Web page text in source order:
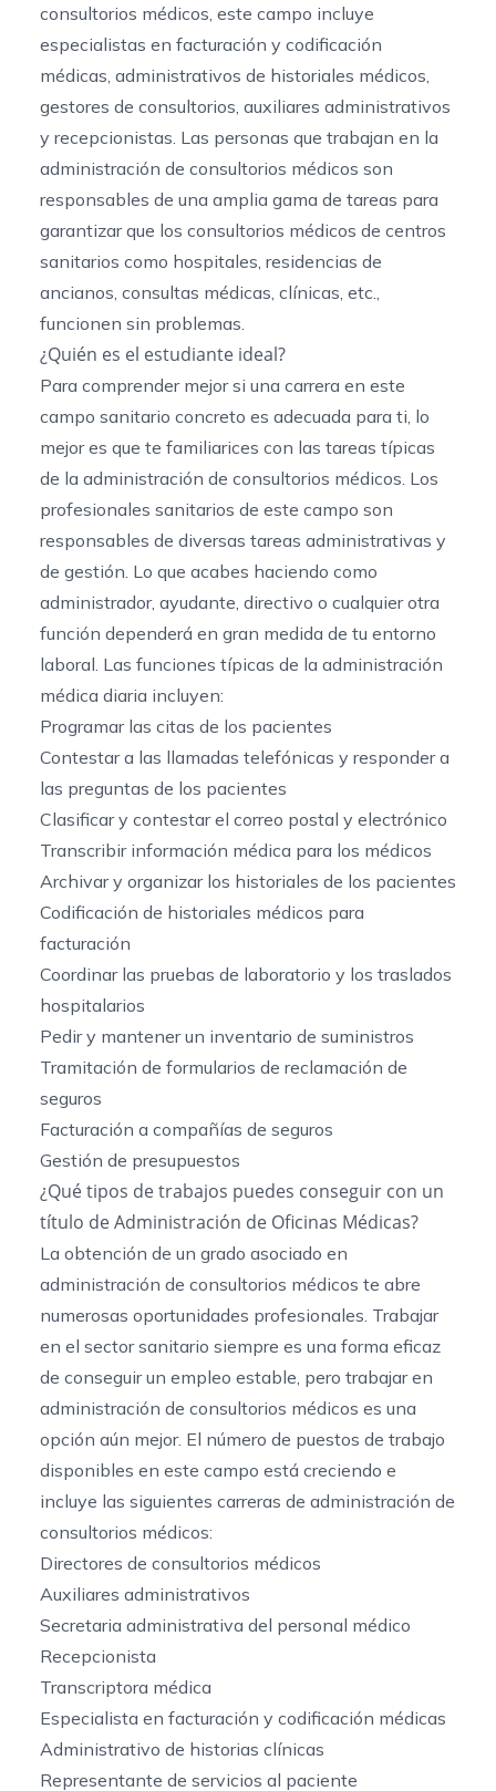
consultorios médicos, este campo incluye
especialistas en facturación y codificación
médicas, administrativos de historiales médicos,
gestores de consultorios, auxiliares administrativos
y recepcionistas. Las personas que trabajan en la
administración de consultorios médicos son
responsables de una amplia gama de tareas para
garantizar que los consultorios médicos de centros
sanitarios como hospitales, residencias de
ancianos, consultas médicas, clínicas, etc.,
funcionen sin problemas.
¿Quién es el estudiante ideal?
Para comprender mejor si una carrera en este
campo sanitario concreto es adecuada para ti, lo
mejor es que te familiarices con las tareas típicas
de la administración de consultorios médicos. Los
profesionales sanitarios de este campo son
responsables de diversas tareas administrativas y
de gestión. Lo que acabes haciendo como
administrador, ayudante, directivo o cualquier otra
función dependerá en gran medida de tu entorno
laboral. Las funciones típicas de la administración
médica diaria incluyen:
Programar las citas de los pacientes
Contestar a las llamadas telefónicas y responder a
las preguntas de los pacientes
Clasificar y contestar el correo postal y electrónico
Transcribir información médica para los médicos
Archivar y organizar los historiales de los pacientes
Codificación de historiales médicos para
facturación
Coordinar las pruebas de laboratorio y los traslados
hospitalarios
Pedir y mantener un inventario de suministros
Tramitación de formularios de reclamación de
seguros
Facturación a compañías de seguros
Gestión de presupuestos
¿Qué tipos de trabajos puedes conseguir con un
título de Administración de Oficinas Médicas?
La obtención de un grado asociado en
administración de consultorios médicos te abre
numerosas oportunidades profesionales. Trabajar
en el sector sanitario siempre es una forma eficaz
de conseguir un empleo estable, pero trabajar en
administración de consultorios médicos es una
opción aún mejor. El número de puestos de trabajo
disponibles en este campo está creciendo e
incluye las siguientes carreras de administración de
consultorios médicos:
Directores de consultorios médicos
Auxiliares administrativos
Secretaria administrativa del personal médico
Recepcionista
Transcriptora médica
Especialista en facturación y codificación médicas
Administrativo de historias clínicas
Representante de servicios al paciente